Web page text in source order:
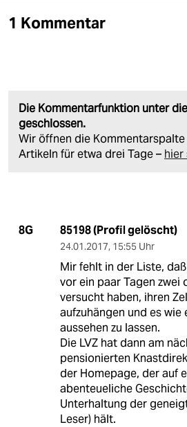
1 Kommentar
Die Kommentarfunktion unter
geschlossen.
Wir öffnen die
Artikeln für etwa drei Tage – hier
8G 85198 (Profil gelöscht)
24.01.2017, 15:55 Uhr
Mir fehlt in der Liste,
vor ein paar Tagen zwei
versucht haben, ihren
aufzuhängen und es
aussehen zu lassen.
Die LVZ hat dann am
pensionierten
der Homepage, der auf
abenteueliche
Unterhaltung der
Leser) hält.